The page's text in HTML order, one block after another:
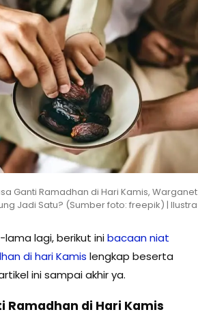
Ganti Ramadhan di Hari Kamis,
Jadi Satu? (Sumber foto: freepik) |
lagi, berikut inibacaan niat
di hari Kamis lengkap beserta
ini sampai akhir ya.
Ramadhan di Hari Kamis